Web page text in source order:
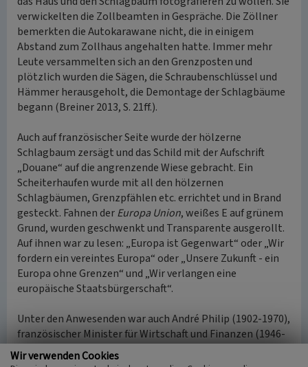
verwickelten die Zollbeamten in Gespräche. Die Zöllner
bemerkten die Autokarawane nicht, die in einigem
Abstand zum Zollhaus angehalten hatte. Immer mehr
Leute versammelten sich an den Grenzposten und
plötzlich wurden die Sägen, die Schraubenschlüssel und
Hämmer herausgeholt, die Demontage der Schlagbäume
begann (Breiner 2013, S. 21ff.).
Auch auf französischer Seite wurde der hölzerne
Schlagbaum zersägt und das Schild mit der Aufschrift
„Douane“ auf die angrenzende Wiese gebracht. Ein
Scheiterhaufen wurde mit all den hölzernen
Schlagbäumen, Grenzpfählen etc. errichtet und in Brand
gesteckt. Fahnen derEuropa Union, weißes E auf grünem
Grund, wurden geschwenkt und Transparente ausgerollt.
Auf ihnen war zu lesen: „Europa ist Gegenwart“ oder „Wir
fordern ein vereintes Europa“ oder „Unsere Zukunft - ein
Europa ohne Grenzen“ und „Wir verlangen eine
europäische Staatsbürgerschaft“.
Unter den Anwesenden war auch André Philip (1902-1970),
französischer Minister für Wirtschaft und Finanzen (1946-
1946 und 1946-1947) und Vorgänger und Nachfolger von
Wir verwenden Cookies